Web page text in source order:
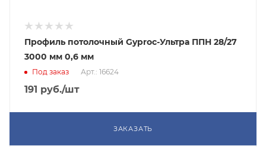
Профиль потолочный Gyproc-Ультра ППН 28/27
3000 мм 0,6 мм
Под заказ Арт.: 16624
191 руб./шт
ЗАКАЗАТЬ